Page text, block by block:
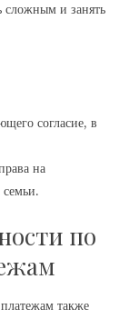
сложным и занять
согласие, в
на
семьи.
по
также